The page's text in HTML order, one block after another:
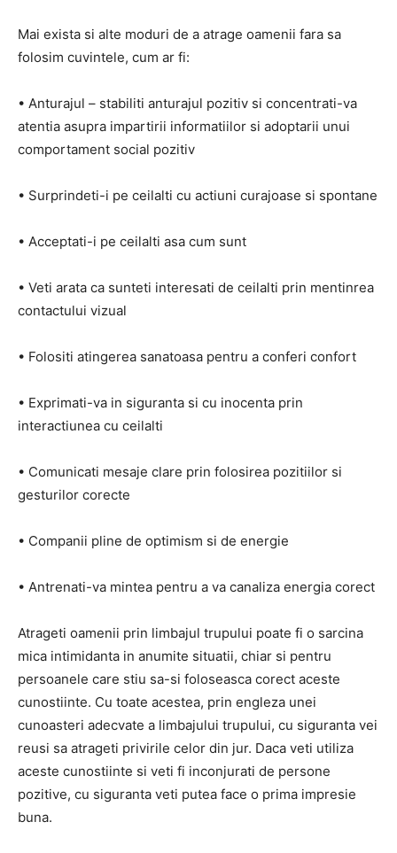
Mai exista si alte moduri de a atrage oamenii fara sa
folosim cuvintele, cum ar fi:
• Anturajul – stabiliti anturajul pozitiv si concentrati-va
atentia asupra impartirii informatiilor si adoptarii unui
comportament social pozitiv
• Surprindeti-i pe ceilalti cu actiuni curajoase si spontane
• Acceptati-i pe ceilalti asa cum sunt
• Veti arata ca sunteti interesati de ceilalti prin mentinrea
contactului vizual
• Folositi atingerea sanatoasa pentru a conferi confort
• Exprimati-va in siguranta si cu inocenta prin
interactiunea cu ceilalti
• Comunicati mesaje clare prin folosirea pozitiilor si
gesturilor corecte
• Companii pline de optimism si de energie
• Antrenati-va mintea pentru a va canaliza energia corect
Atrageti oamenii prin limbajul trupului poate fi o sarcina
mica intimidanta in anumite situatii, chiar si pentru
persoanele care stiu sa-si foloseasca corect aceste
cunostiinte. Cu toate acestea, prin engleza unei
cunoasteri adecvate a limbajului trupului, cu siguranta vei
reusi sa atrageti privirile celor din jur. Daca veti utiliza
aceste cunostiinte si veti fi inconjurati de persone
pozitive, cu siguranta veti putea face o prima impresie
buna.